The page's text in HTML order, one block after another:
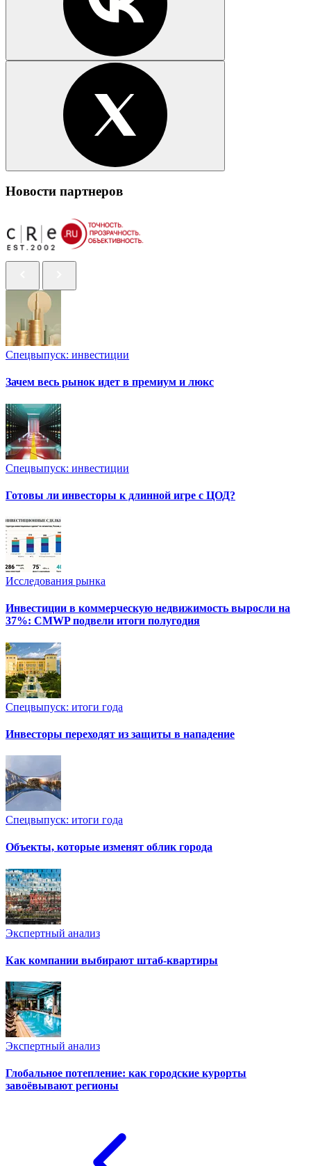
Новости партнеров
Спецвыпуск: инвестиции
Зачем весь рынок идет в премиум и люкс
Спецвыпуск: инвестиции
Готовы ли инвесторы к длинной игре с ЦОД?
Исследования рынка
Инвестиции в коммерческую недвижимость выросли на
37%: CMWP подвели итоги полугодия
Спецвыпуск: итоги года
Инвесторы переходят из защиты в нападение
Спецвыпуск: итоги года
Объекты, которые изменят облик города
Экспертный анализ
Как компании выбирают штаб-квартиры
Экспертный анализ
Глобальное потепление: как городские курорты
завоёвывают регионы